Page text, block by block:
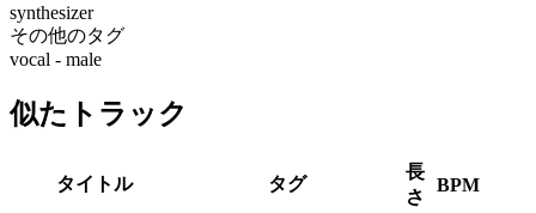
synthesizer
その他のタグ
vocal - male
似たトラック
タイトル タグ
長
さ
BPM